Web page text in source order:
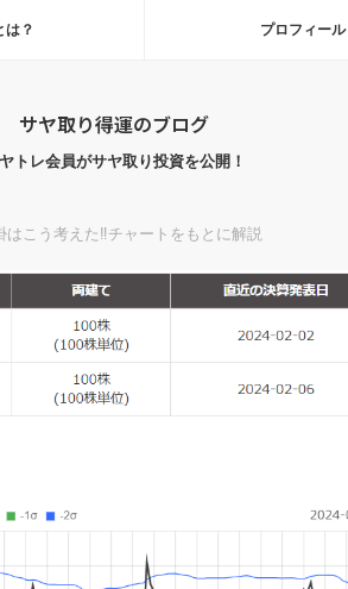
は？ プロフィール
サヤ取り得運のブログ
トレ会員がサヤ取り投資を公開！
はこう考えた‼チャートをもとに解説